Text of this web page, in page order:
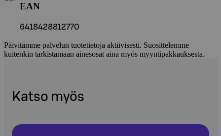
EAN
6418428812770
Päivitämme palvelun tuotetietoja aktiivisesti. Suosittelemme
kuitenkin tarkistamaan ainesosat aina myös myyntipakkauksesta.
Katso myös